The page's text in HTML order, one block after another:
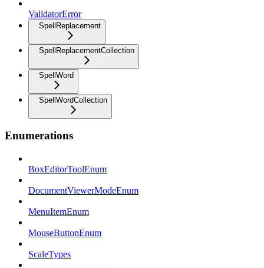
ValidatorError
SpellReplacement
SpellReplacementCollection
SpellWord
SpellWordCollection
Enumerations
BoxEditorToolEnum
DocumentViewerModeEnum
MenuItemEnum
MouseButtonEnum
ScaleTypes